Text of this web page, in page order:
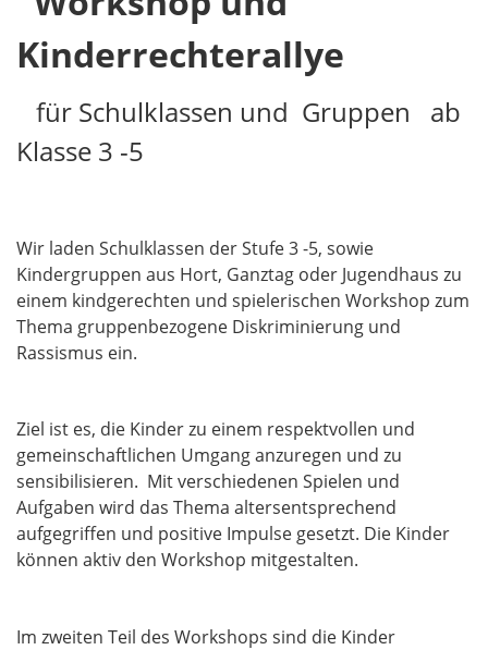
Kinderrechterallye
für Schulklassen und Gruppen ab
Klasse 3 -5
Wir laden Schulklassen der Stufe 3 -5, sowie
Kindergruppen aus Hort, Ganztag oder Jugendhaus zu
einem kindgerechten und spielerischen Workshop zum
Thema gruppenbezogene Diskriminierung und
Rassismus ein.
Ziel ist es, die Kinder zu einem respektvollen und
gemeinschaftlichen Umgang anzuregen und zu
sensibilisieren. Mit verschiedenen Spielen und
Aufgaben wird das Thema altersentsprechend
aufgegriffen und positive Impulse gesetzt. Die Kinder
können aktiv den Workshop mitgestalten.
Im zweiten Teil des Workshops sind die Kinder